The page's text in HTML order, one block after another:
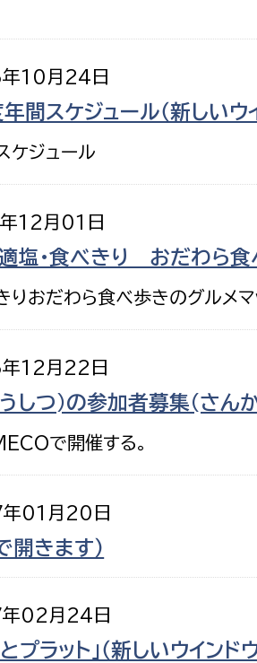
10月24日
スケジュール（新しいウ
ジュール
12月01日
塩・食べきり おだわら食
おだわら食べ歩きのグルメマ
12月22日
つ)の参加者募集(さんか
で開催する。
01月20日
開きます）
02月24日
ラット」（新しいウインド